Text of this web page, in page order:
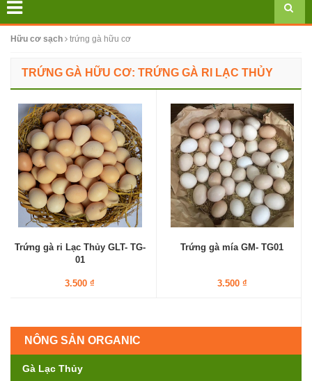
Hữu cơ sạch trứng gà hữu cơ
TRỨNG GÀ HỮU CƠ: TRỨNG GÀ RI LẠC THỦY
Trứng gà ri Lạc Thủy GLT- TG-
01
3.500 ₫
Trứng gà mía GM- TG01
3.500 ₫
NÔNG SẢN ORGANIC
Gà Lạc Thủy